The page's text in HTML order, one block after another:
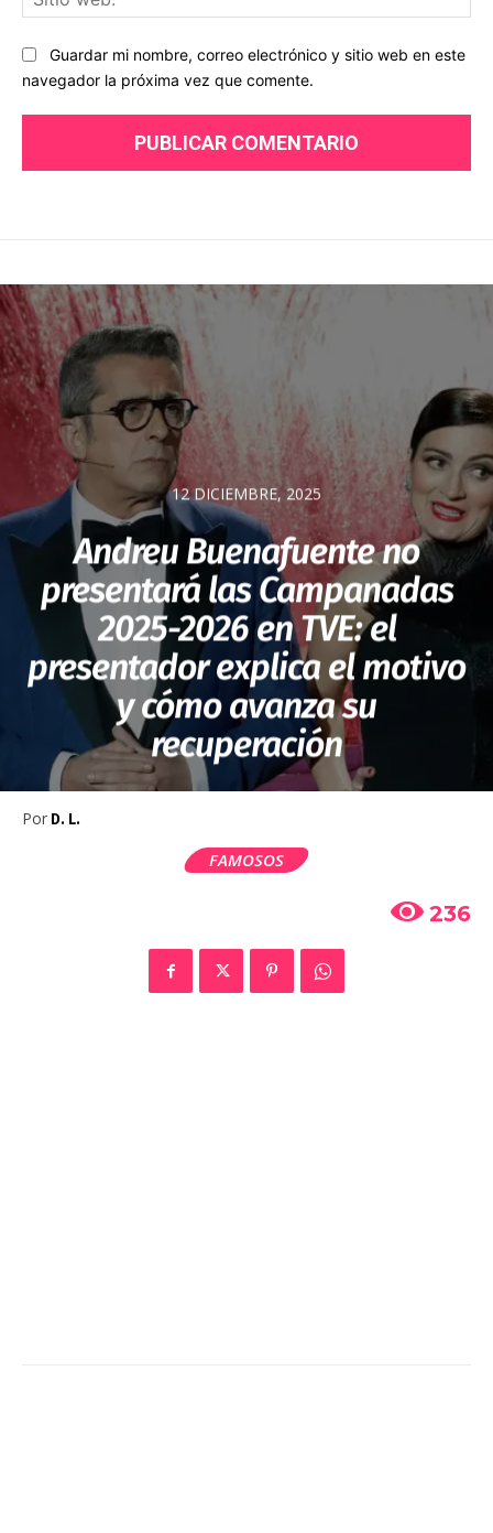
Guardar mi nombre, correo electrónico y sitio web en este
navegador la próxima vez que comente.